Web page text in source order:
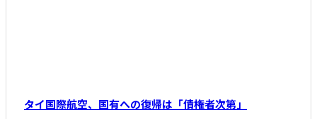
タイ国際航空、国有への復帰は「債権者次第」